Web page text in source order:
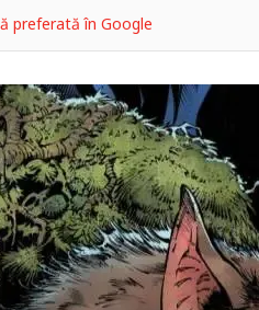
preferată în Google